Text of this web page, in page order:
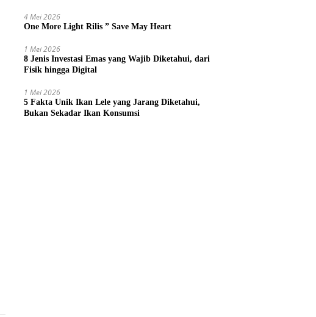
4 Mei 2026
One More Light Rilis ” Save May Heart
1 Mei 2026
8 Jenis Investasi Emas yang Wajib Diketahui, dari
Fisik hingga Digital
1 Mei 2026
5 Fakta Unik Ikan Lele yang Jarang Diketahui,
Bukan Sekadar Ikan Konsumsi